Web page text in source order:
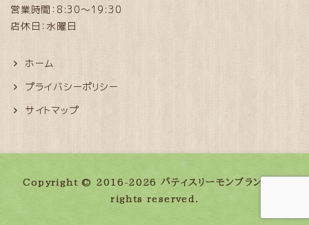
営業時間：8:30～19:30
店休日：水曜日
ホーム
プライバシーポリシー
サイトマップ
Copyright © 2016-2026 パティスリーモンブラン. All
rights reserved.